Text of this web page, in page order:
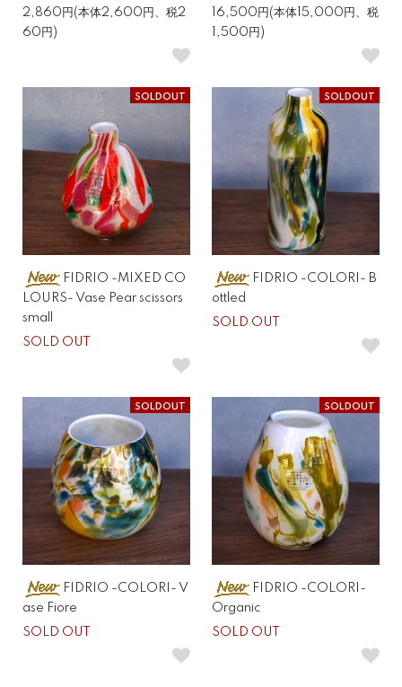
2,860円(本体2,600円、税2
60円)
16,500円(本体15,000円、税
1,500円)
SOLDOUT
FIDRIO -MIXED CO
LOURS- Vase Pear scissors
small
SOLD OUT
SOLDOUT
FIDRIO -COLORI- B
ottled
SOLD OUT
SOLDOUT
FIDRIO -COLORI- V
ase Fiore
SOLD OUT
SOLDOUT
FIDRIO -COLORI-
Organic
SOLD OUT